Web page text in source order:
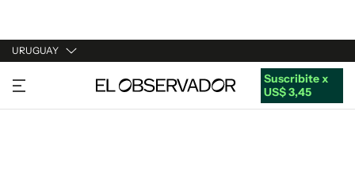
URUGUAY
URUGUAY
ARGENTINA
Suscribite x
US$ 3,45